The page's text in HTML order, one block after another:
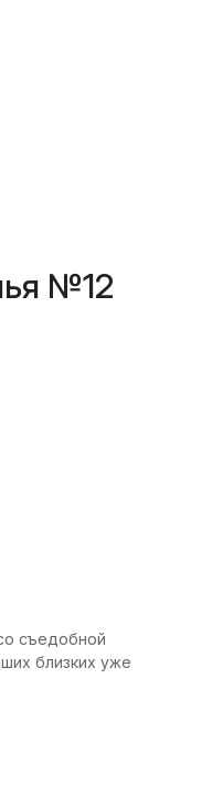
№12
съедобной
близких уже